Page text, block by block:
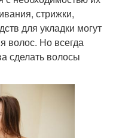
стрижки,
для укладки могут
волос. Но всегда
сделать волосы